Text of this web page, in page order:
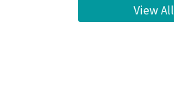
?・蕾姆 愛蜜莉雅 新CX連動 : 0Lv. 蕾姆 : 連動派效果 倒置對手 控
View All